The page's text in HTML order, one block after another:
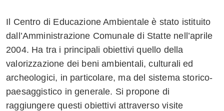
Twitter
su
Facebook
Condividi
su
Whatsapp
Il Centro di Educazione Ambientale è stato istituito
dall’Amministrazione Comunale di Statte nell’aprile
2004. Ha tra i principali obiettivi quello della
valorizzazione dei beni ambientali, culturali ed
archeologici, in particolare, ma del sistema storico-
paesaggistico in generale. Si propone di
raggiungere questi obiettivi attraverso visite